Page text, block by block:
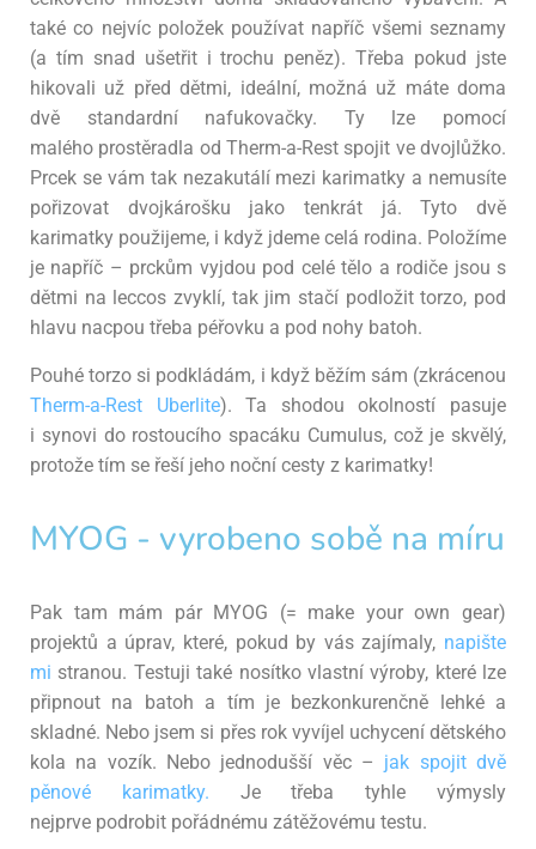
také co nejvíc položek používat napříč všemi seznamy
(a tím snad ušetřit i trochu peněz). Třeba pokud jste
hikovali už před dětmi, ideální, možná už máte doma
dvě standardní nafukovačky. Ty lze pomocí
malého prostěradla od Therm-a-Rest spojit ve dvojlůžko.
Prcek se vám tak nezakutálí mezi karimatky a nemusíte
pořizovat dvojkárošku jako tenkrát já. Tyto dvě
karimatky použijeme, i když jdeme celá rodina. Položíme
je napříč – prckům vyjdou pod celé tělo a rodiče jsou s
dětmi na leccos zvyklí, tak jim stačí podložit torzo, pod
hlavu nacpou třeba péřovku a pod nohy batoh.
Pouhé torzo si podkládám, i když běžím sám (zkrácenou
Therm-a-Rest Uberlite). Ta shodou okolností pasuje
i synovi do rostoucího spacáku Cumulus, což je skvělý,
protože tím se řeší jeho noční cesty z karimatky!
MYOG - vyrobeno sobě na míru
Pak tam mám pár MYOG (= make your own gear)
projektů a úprav, které, pokud by vás zajímaly, napište
mi stranou. Testuji také nosítko vlastní výroby, které lze
připnout na batoh a tím je bezkonkurenčně lehké a
skladné. Nebo jsem si přes rok vyvíjel uchycení dětského
kola na vozík. Nebo jednodušší věc – jak spojit dvě
pěnové karimatky. Je třeba tyhle výmysly
nejprve podrobit pořádnému zátěžovému testu.